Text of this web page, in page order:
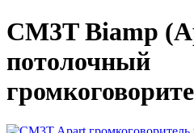
CM3T Biamp
потолочный